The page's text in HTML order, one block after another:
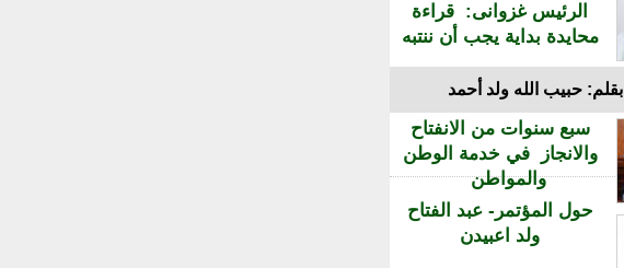
الرئيس غزوانى: قراءة
محايدة بداية يجب أن ننتبه
بقلم: حبيب الله ولد أحمد
سبع سنوات من الانفتاح
والانجاز في خدمة الوطن
والمواطن
حول المؤتمر- عبد الفتاح
ولد اعبيدن